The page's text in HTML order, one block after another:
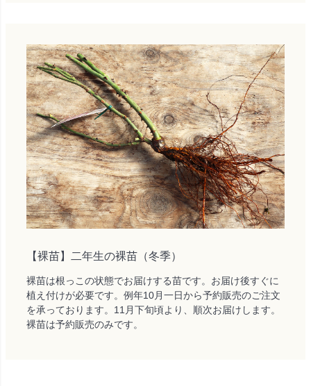
【裸苗】二年生の裸苗（冬季）
裸苗は根っこの状態でお届けする苗です。お届け後すぐに
植え付けが必要です。例年10月一日から予約販売のご注文
を承っております。11月下旬頃より、順次お届けします。
裸苗は予約販売のみです。